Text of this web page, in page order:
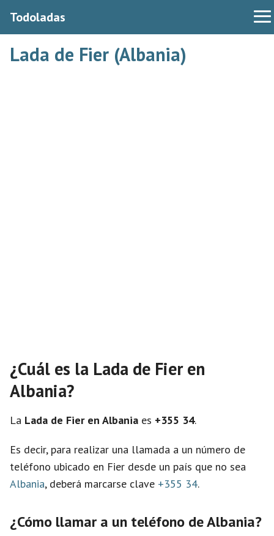
Todoladas
Lada de Fier (Albania)
¿Cuál es la Lada de Fier en
Albania?
La Lada de Fier en Albania es +355 34.
Es decir, para realizar una llamada a un número de
teléfono ubicado en Fier desde un país que no sea
Albania, deberá marcarse clave +355 34.
¿Cómo llamar a un teléfono de Albania?